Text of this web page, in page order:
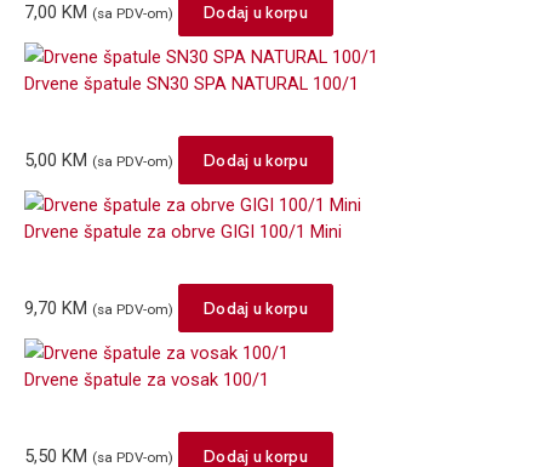
7,00 KM (sa PDV-om) Dodaj u korpu
Drvene špatule SN30 SPA NATURAL 100/1
5,00 KM (sa PDV-om) Dodaj u korpu
Drvene špatule za obrve GIGI 100/1 Mini
9,70 KM (sa PDV-om) Dodaj u korpu
Drvene špatule za vosak 100/1
5,50 KM (sa PDV-om) Dodaj u korpu